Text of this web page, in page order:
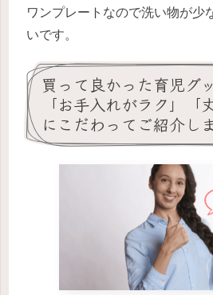
ワンプレートなので洗い物が少
いです。
買って良かった育児グ
「お手入れがラク」「
にこだわってご紹介し